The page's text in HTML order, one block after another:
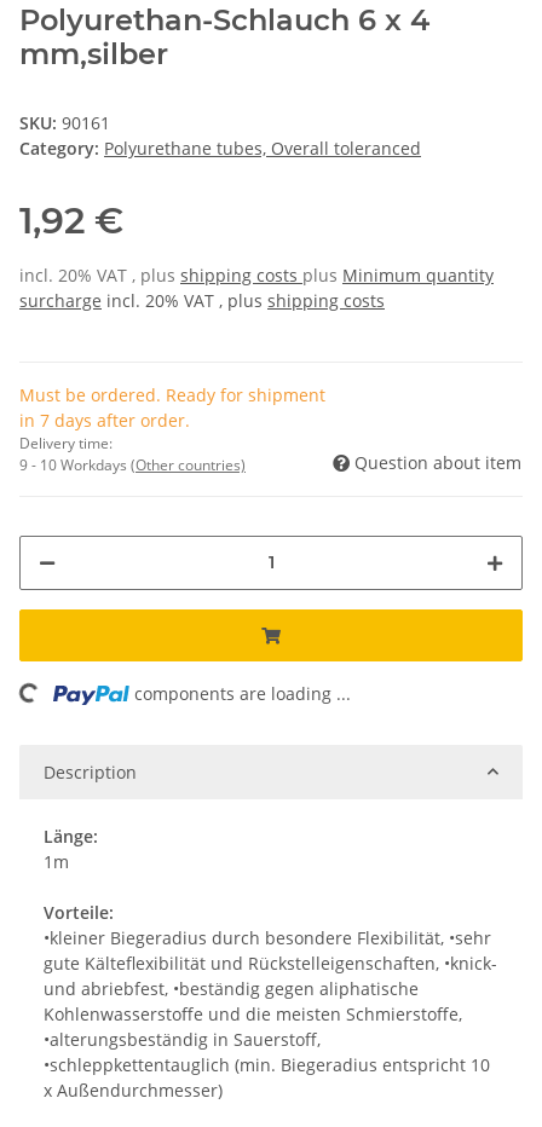
Polyurethan-Schlauch 6 x 4
mm,silber
SKU: 90161
Category: Polyurethane tubes, Overall toleranced
1,92 €
incl. 20% VAT , plus shipping costs plus Minimum quantity
surcharge incl. 20% VAT , plus shipping costs
Must be ordered. Ready for shipment
in 7 days after order.
Delivery time:
9 - 10 Workdays (Other countries) Question about item
Loading... components are loading ...
Description
Länge:
1m
Vorteile:
•kleiner Biegeradius durch besondere Flexibilität, •sehr
gute Kälteflexibilität und Rückstelleigenschaften, •knick-
und abriebfest, •beständig gegen aliphatische
Kohlenwasserstoffe und die meisten Schmierstoffe,
•alterungsbeständig in Sauerstoff,
•schleppkettentauglich (min. Biegeradius entspricht 10
x Außendurchmesser)